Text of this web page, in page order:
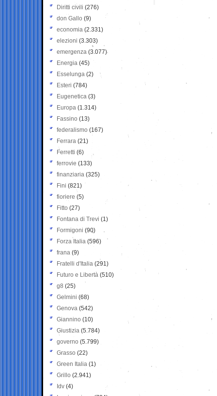
Diritti civili (276)
don Gallo (9)
economia (2.331)
elezioni (3.303)
emergenza (3.077)
Energia (45)
Esselunga (2)
Esteri (784)
Eugenetica (3)
Europa (1.314)
Fassino (13)
federalismo (167)
Ferrara (21)
Ferretti (6)
ferrovie (133)
finanziaria (325)
Fini (821)
fioriere (5)
Fitto (27)
Fontana di Trevi (1)
Formigoni (90)
Forza Italia (596)
frana (9)
Fratelli d'Italia (291)
Futuro e Libertà (510)
g8 (25)
Gelmini (68)
Genova (542)
Giannino (10)
Giustizia (5.784)
governo (5.799)
Grasso (22)
Green Italia (1)
Grillo (2.941)
Idv (4)